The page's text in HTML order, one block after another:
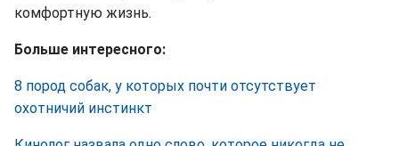
комфортную жизнь.
Больше интересного:
8 пород собак, у которых почти отсутствует
охотничий инстинкт